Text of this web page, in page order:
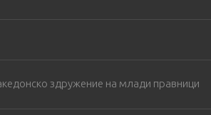
здружение на млади правници